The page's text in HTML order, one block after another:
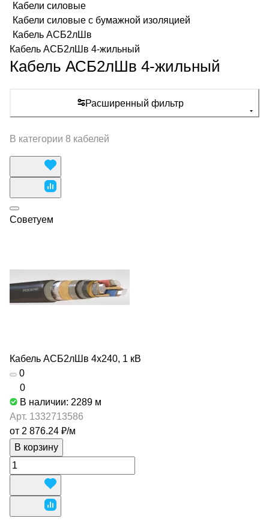
Кабели силовые
Кабели силовые с бумажной изоляцией
Кабель АСБ2лШв
Кабель АСБ2лШв 4-жильный
Кабель АСБ2лШв 4-жильный
Расширенный фильтр
В категории 8 кабелей
Советуем
Кабель АСБ2лШв 4х240, 1 кВ
0
0
В наличии: 2289 м
Арт. 1332713586
от 2 876.24 ₽/м
В корзину